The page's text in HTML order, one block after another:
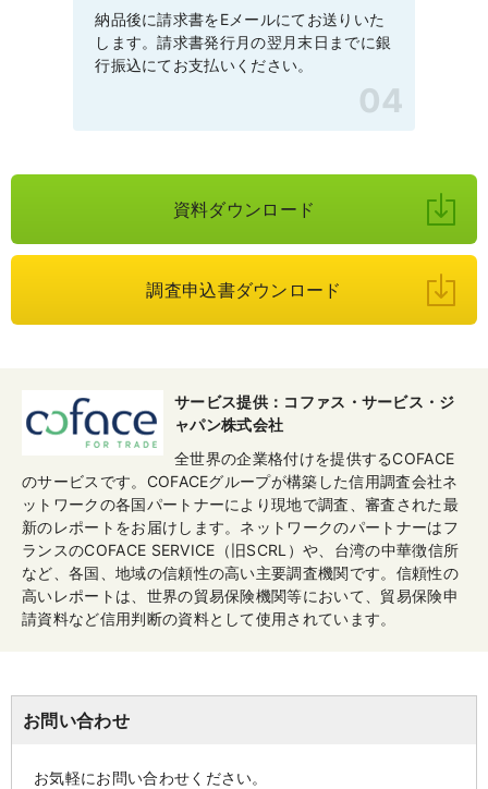
納品後に請求書をEメールにてお送りいた
します。請求書発行月の翌月末日までに銀
行振込にてお支払いください。
資料ダウンロード
調査申込書ダウンロード
サービス提供：コファス・サービス・ジ
ャパン株式会社
全世界の企業格付けを提供するCOFACE
のサービスです。COFACEグループが構築した信用調査会社ネ
ットワークの各国パートナーにより現地で調査、審査された最
新のレポートをお届けします。ネットワークのパートナーはフ
ランスのCOFACE SERVICE（旧SCRL）や、台湾の中華徴信所
など、各国、地域の信頼性の高い主要調査機関です。信頼性の
高いレポートは、世界の貿易保険機関等において、貿易保険申
請資料など信用判断の資料として使用されています。
お問い合わせ
お気軽にお問い合わせください。